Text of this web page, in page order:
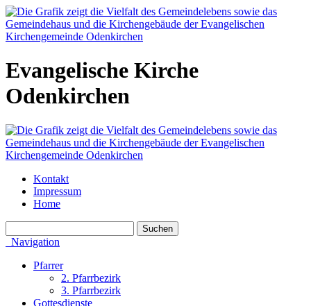
Evangelische Kirche
Odenkirchen
Kontakt
Impressum
Home
Navigation
Pfarrer
2. Pfarrbezirk
3. Pfarrbezirk
Gottesdienste